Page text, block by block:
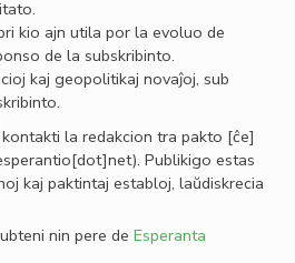
kio ajn utila por la evoluo de
de la subskribinto.
kaj geopolitikaj novaĵoj, sub
la redakcion tra pakto [ĉe]
. Publikigo estas
kaj paktintaj establoj, laŭdiskrecia
nin pere de Esperanta